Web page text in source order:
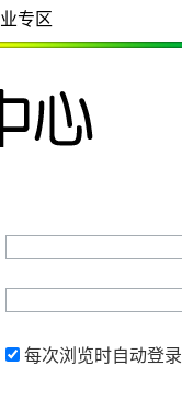
专区
每次浏览时自动登录